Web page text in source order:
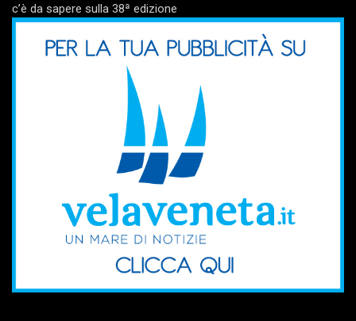
c’è da sapere sulla 38ª edizione